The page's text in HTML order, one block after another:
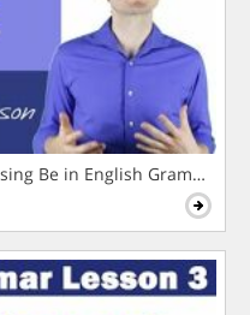
Be in English Grammar